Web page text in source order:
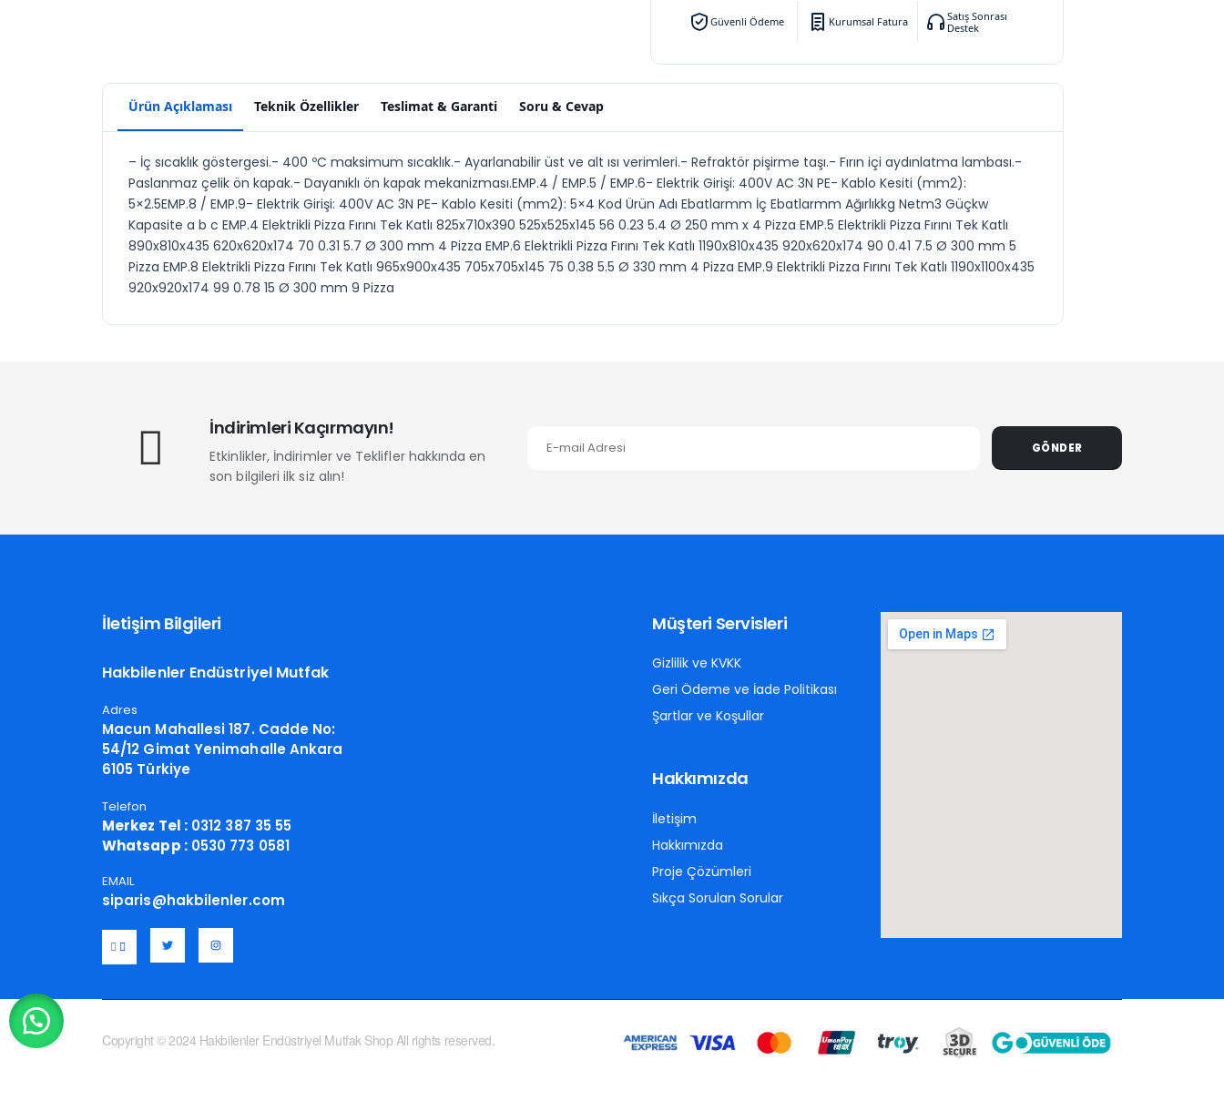
Güvenli Ödeme Kurumsal Fatura
Satış Sonrası
Destek
Ürün Açıklaması Teknik Özellikler Teslimat & Garanti Soru & Cevap
– İç sıcaklık göstergesi.- 400 ºC maksimum sıcaklık.- Ayarlanabilir üst ve alt ısı verimleri.- Refraktör pişirme taşı.- Fırın içi aydınlatma lambası.-
Paslanmaz çelik ön kapak.- Dayanıklı ön kapak mekanizması.EMP.4 / EMP.5 / EMP.6- Elektrik Girişi: 400V AC 3N PE- Kablo Kesiti (mm2):
5×2.5EMP.8 / EMP.9- Elektrik Girişi: 400V AC 3N PE- Kablo Kesiti (mm2): 5×4 Kod Ürün Adı Ebatlarmm İç Ebatlarmm Ağırlıkkg Netm3 Güçkw
Kapasite a b c EMP.4 Elektrikli Pizza Fırını Tek Katlı 825x710x390 525x525x145 56 0.23 5.4 Ø 250 mm x 4 Pizza EMP.5 Elektrikli Pizza Fırını Tek Katlı
890x810x435 620x620x174 70 0.31 5.7 Ø 300 mm 4 Pizza EMP.6 Elektrikli Pizza Fırını Tek Katlı 1190x810x435 920x620x174 90 0.41 7.5 Ø 300 mm 5
Pizza EMP.8 Elektrikli Pizza Fırını Tek Katlı 965x900x435 705x705x145 75 0.38 5.5 Ø 330 mm 4 Pizza EMP.9 Elektrikli Pizza Fırını Tek Katlı 1190x1100x435
920x920x174 99 0.78 15 Ø 300 mm 9 Pizza
İndirimleri Kaçırmayın!
Etkinlikler, İndirimler ve Teklifler hakkında en
son bilgileri ilk siz alın!
GÖNDER
İletişim Bilgileri
Hakbilenler Endüstriyel Mutfak
Adres
Macun Mahallesi 187. Cadde No:
54/12 Gimat Yenimahalle Ankara
6105 Türkiye
Telefon
Merkez Tel :0312 387 35 55
Whatsapp :0530 773 0581
EMAIL
siparis@hakbilenler.com
Müşteri Servisleri
Gizlilik ve KVKK
Geri Ödeme ve İade Politikası
Şartlar ve Koşullar
Hakkımızda
İletişim
Hakkımızda
Proje Çözümleri
Sıkça Sorulan Sorular
Copyright © 2024 Hakbilenler Endüstriyel Mutfak Shop All rights reserved.